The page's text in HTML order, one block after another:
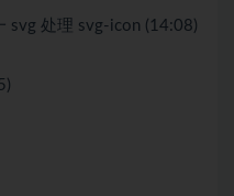
svg 处理 svg-icon (14:08)